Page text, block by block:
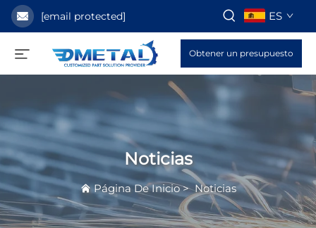
[email protected] ES
Obtener un presupuesto
Noticias
Página De Inicio> Noticias